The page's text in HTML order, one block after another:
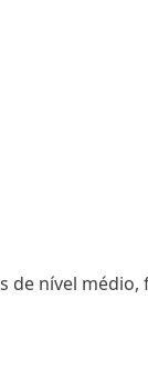
de nível